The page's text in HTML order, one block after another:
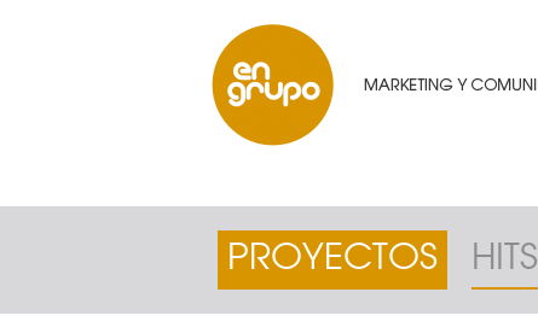
PROYECTOS HITS